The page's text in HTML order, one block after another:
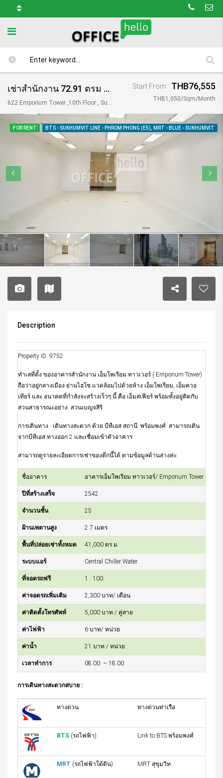
เช่าสำนักงาน 72.91 ตรม อาคารเอ็มโพเรียม ทาวเวอร์/ Emporium Tower
622 Emporium Tower ,10th Floor , Sukhumvit Road, Soi 24, Klongtoey, Bangkok, 10110, Thailand
Start From THB76,555
THB1,050/Sqm/Month
FOR RENT BTS - SUKHUMVIT LINE - PHROM PHONG (E5), MRT - BLUE - SUKHUMVIT
Description
Property ID: 9752
ทำเลที่ตั้ง ของอาคารสำนักงาน เอ็มโพเรียม ทาวเวอร์ ( Emporium Tower)
ถือว่าอยู่กลางเมือง ย่านไฮโซ แวดล้อมไปด้วยห้าง เอ็มโพเรียม, เอ็มควอ
เทียร์ และ อนาคตที่กำลังจะสร้างเร็วๆ นี้ คือ เอ็มสเฟียร์ พร้อมทั้งอยู่ติดกับ
สวนสาธารณะอย่าง สวนเบญจสิริ
การเดินทาง : เดินทางสะดวก ด้วย บีทีเอส สถานี พร้อมพงศ์ สามารถเดิน
จากบีทีเอส ทางออก 2 และเชื่อมเข้าตัวอาคาร
สามารถดูรายละเอียดการเช่าของตึกนี้ได้ ตามข้อมูลด้านล่างค่ะ
ชื่ออาคาร อาคารเอ็มโพเรียม ทาวเวอร์/ Emporium Tower
ปีที่สร้างเสร็จ 2542
จำนวนชั้น 25
ฝ้านเพดานสูง 2.7 เมตร
พื้นที่ปล่อยเช่าทั้งหมด 41,000 ตร.ม.
ระบบแอร์ Central Chiller Water
ที่จอดรถฟรี 1 : 100
ค่าจอดรถเพิ่มเติม 2,300 บาท/ เดือน
ค่าติดตั้งโทรศัพท์ 5,000 บาท / คู่สาย
ค่าไฟฟ้า 6 บาท/ หน่วย
ค่าน้ำ 21 บาท / หน่วย
เวลาทำการ 08.00 – 18.00
การเดินทางสะดวกสบาย :
ทางด่วน ทางด่วนท่าเรือ
BTS (รถไฟฟ้า) Link to BTS พร้อมพงศ์
MRT (รถไฟฟ้าใต้ดิน) MRT สุขุมวิท